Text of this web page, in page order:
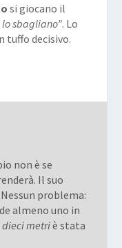
si giocano il
lo sbagliano”. Lo
tuffo decisivo.
non è se
Il suo
problema:
almeno uno in
metriè stata